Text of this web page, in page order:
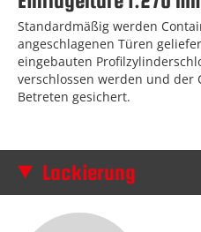
Standardmäßig werden
angeschlagenen Türen
eingebauten
verschlossen werden und der
Betreten gesichert.
Lackierung